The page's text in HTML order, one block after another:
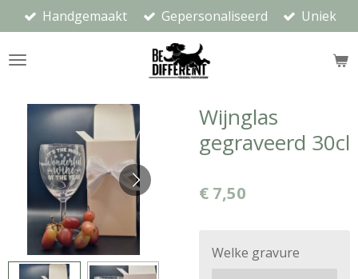
direct
naar
Handgemaakt Gepersonaliseerd Uniek
Wijnglas
gegraveerd 30cl
€ 7,50
Welke gravure